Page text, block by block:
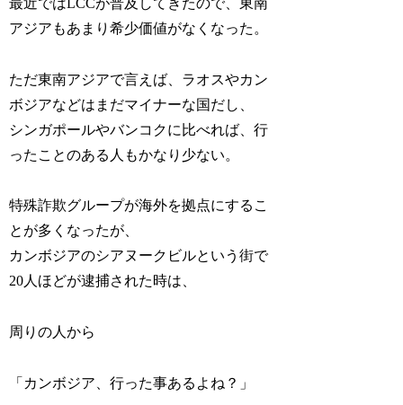
アジアもあまり希少価値がなくなった。
ただ東南アジアで言えば、ラオスやカン
ボジアなどはまだマイナーな国だし、
シンガポールやバンコクに比べれば、行
ったことのある人もかなり少ない。
特殊詐欺グループが海外を拠点にするこ
とが多くなったが、
カンボジアのシアヌークビルという街で
20人ほどが逮捕された時は、
周りの人から
「カンボジア、行った事あるよね？」